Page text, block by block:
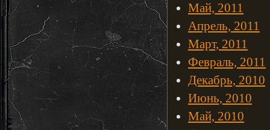
Май, 2011
Апрель, 2011
Март, 2011
Февраль, 2011
Декабрь, 2010
Июнь, 2010
Май, 2010